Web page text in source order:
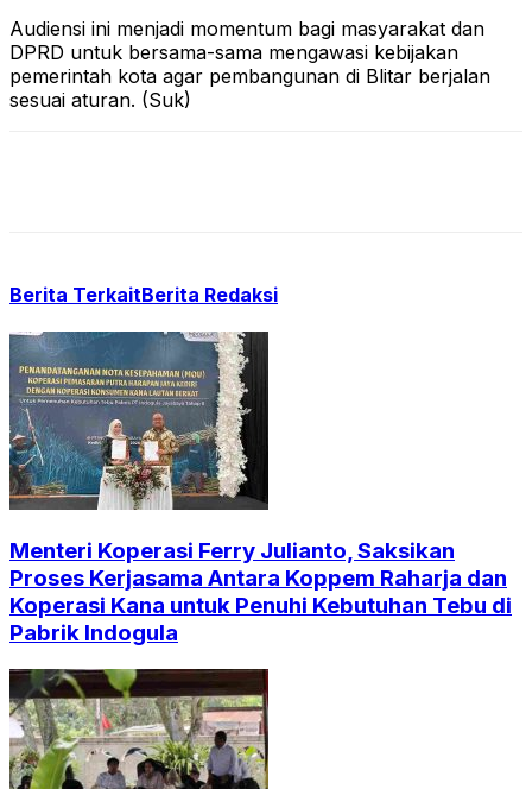
Audiensi ini menjadi momentum bagi masyarakat dan
DPRD untuk bersama-sama mengawasi kebijakan
pemerintah kota agar pembangunan di Blitar berjalan
sesuai aturan. (Suk)
Berita TerkaitBerita Redaksi
Menteri Koperasi Ferry Julianto, Saksikan
Proses Kerjasama Antara Koppem Raharja dan
Koperasi Kana untuk Penuhi Kebutuhan Tebu di
Pabrik Indogula